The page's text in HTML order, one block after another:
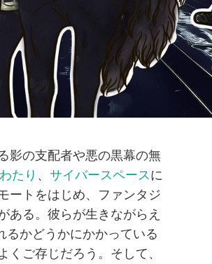
影の支配者や悪の黒幕の無
たり 、 サイバースペースに
ートをはじめ、ファンタジ
ある。彼らが生きながらえ
かどうかにかかっている
ご存じだろう。そして、